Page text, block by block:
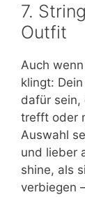
7.
Outfit
Auch
klingt:
dafür sein,
trefft oder
Auswahl
und lieber
shine, als
verbiegen